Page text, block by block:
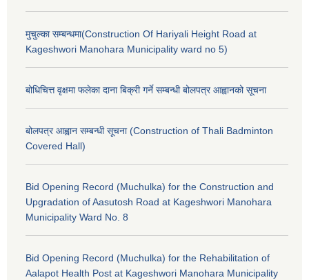
मुचुल्का सम्बन्धमा(Construction Of Hariyali Height Road at
Kageshwori Manohara Municipality ward no 5)
बोधिचित्त वृक्षमा फलेका दाना बिक्री गर्ने सम्बन्धी बोलपत्र आह्वानको सूचना
बोलपत्र आह्वान सम्बन्धी सूचना (Construction of Thali Badminton
Covered Hall)
Bid Opening Record (Muchulka) for the Construction and
Upgradation of Aasutosh Road at Kageshwori Manohara
Municipality Ward No. 8
Bid Opening Record (Muchulka) for the Rehabilitation of
Aalapot Health Post at Kageshwori Manohara Municipality